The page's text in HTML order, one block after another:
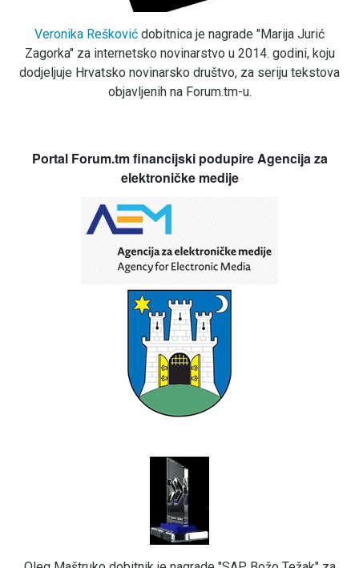
Veronika Rešković dobitnica je nagrade "Marija Jurić
Zagorka" za internetsko novinarstvo u 2014. godini, koju
dodjeljuje Hrvatsko novinarsko društvo, za seriju tekstova
objavljenih na Forum.tm-u.
Portal Forum.tm financijski podupire Agencija za
elektroničke medije